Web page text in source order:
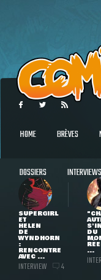
HOME BRÈVES
DOSSIERS INTERVIEWS
SUPERGIRL
ET
HELEN
DE
WYNDHORN
:
RENCONTRE
AVEC ...
INTERVIEW 4
DU
...